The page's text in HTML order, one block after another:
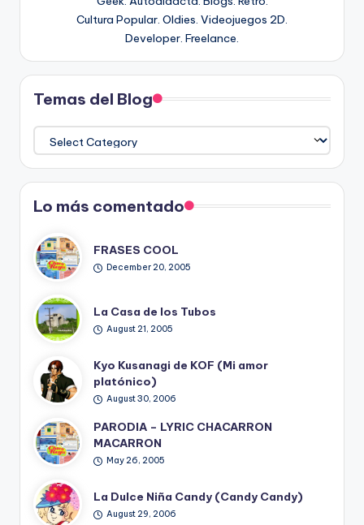
Cultura Popular. Oldies. Videojuegos 2D.
Developer. Freelance.
Temas del Blog
Temas
del
Blog
Lo más comentado
FRASES COOL
December 20, 2005
La Casa de los Tubos
August 21, 2005
Kyo Kusanagi de KOF (Mi amor
platónico)
August 30, 2006
PARODIA – LYRIC CHACARRON
MACARRON
May 26, 2005
La Dulce Niña Candy (Candy Candy)
August 29, 2006